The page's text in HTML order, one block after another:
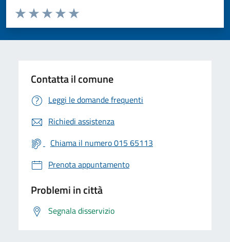
Valuta da 1 a 5 stelle la pagina
Valuta 5 stelle su 5
Valuta 4 stelle su 5
Valuta 3 stelle su 5
Valuta 2 stelle su 5
Valuta 1 stelle su 5
Contatta il comune
Leggi le domande frequenti
Richiedi assistenza
Chiama il numero 015 65113
Prenota appuntamento
Problemi in città
Segnala disservizio